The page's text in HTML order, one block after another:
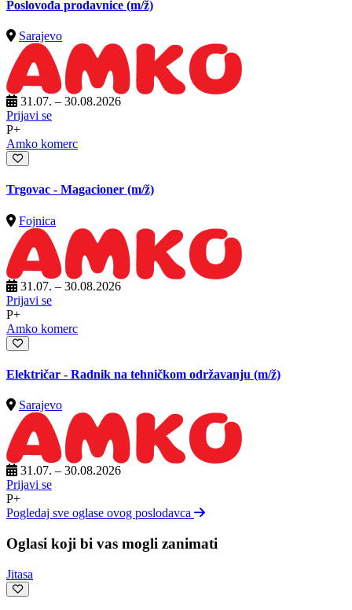
Poslovođa prodavnice (m/ž)
Sarajevo
31.07. – 30.08.2026
Prijavi se
P+
Amko komerc
Trgovac - Magacioner (m/ž)
Fojnica
31.07. – 30.08.2026
Prijavi se
P+
Amko komerc
Električar - Radnik na tehničkom održavanju (m/ž)
Sarajevo
31.07. – 30.08.2026
Prijavi se
P+
Pogledaj sve oglase ovog poslodavca
Oglasi koji bi vas mogli zanimati
Jitasa